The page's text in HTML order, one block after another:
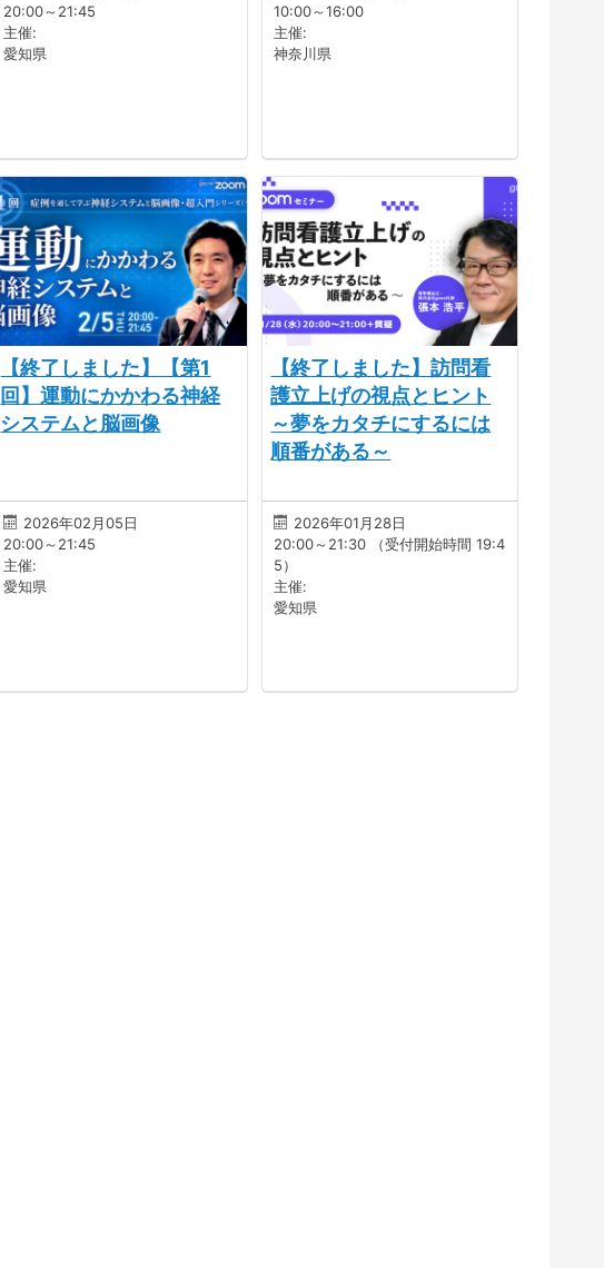
20:00～21:45
主催:
愛知県
10:00～16:00
主催:
神奈川県
【終了しました】【第1
回】運動にかかわる神経
システムと脳画像
2026年02月05日
20:00～21:45
主催:
愛知県
【終了しました】訪問看
護立上げの視点とヒント
～夢をカタチにするには
順番がある～
2026年01月28日
20:00～21:30 （受付開始時間 19:4
5）
主催:
愛知県